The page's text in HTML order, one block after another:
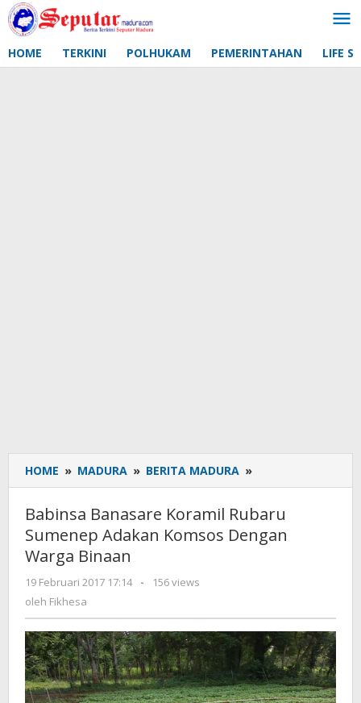
Lewati
ke
HOME TERKINI POLHUKAM PEMERINTAHAN LIFE
HOME » MADURA » BERITA MADURA »
Banasare
Rubaru
Sumenep
Binaan‎
Babinsa Banasare Koramil Rubaru
Sumenep Adakan Komsos Dengan
Warga Binaan‎
19 Februari 2017 17:14
oleh
-
156 views
oleh Fikhesa